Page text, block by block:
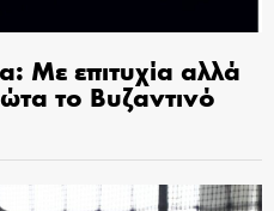
Με επιτυχία αλλά
το Βυζαντινό